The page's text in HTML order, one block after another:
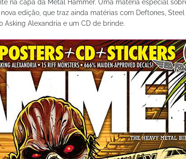
na capa da Metal Hammer. Uma matéria especial
edição, que traz ainda matérias com Deftones, Steel
Asking Alexandria e um CD de brinde.